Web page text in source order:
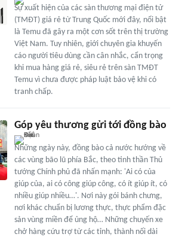
Sự xuất hiện của các sàn thương mại điện tử
(TMĐT) giá rẻ từ Trung Quốc mới đây, nổi bật
là Temu đã gây ra một cơn sốt trên thị trường
Việt Nam. Tuy nhiên, giới chuyên gia khuyến
cáo người tiêu dùng cần cân nhắc, cẩn trọng
khi mua hàng giá rẻ, siêu rẻ trên sàn TMĐT
Temu vì chưa được pháp luật bảo vệ khi có
tranh chấp.
Góp yêu thương gửi tới đồng bào
Những ngày này, đồng bào cả nước hướng về
các vùng bão lũ phía Bắc, theo tinh thần Thủ
tướng Chính phủ đã nhấn mạnh: 'Ai có của
giúp của, ai có công giúp công, có ít giúp ít, có
nhiều giúp nhiều…'. Nơi này gói bánh chưng,
nơi khác chuẩn bị lương thực, thực phẩm đặc
sản vùng miền để ủng hộ… Những chuyến xe
chở hàng cứu trợ từ các tỉnh, thành nối dài